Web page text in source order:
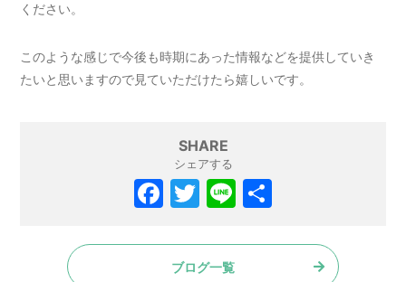
ください。
このような感じで今後も時期にあった情報などを提供していき
たいと思いますので見ていただけたら嬉しいです。
SHARE
シェアする
ブログ一覧